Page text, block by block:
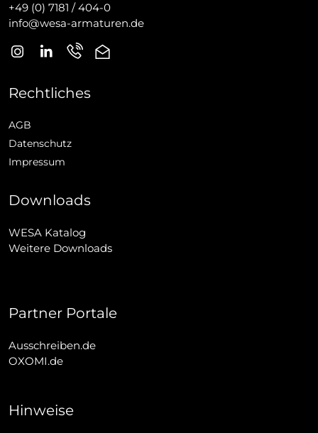
+49 (0) 7181 / 404-0
info@wesa-armaturen.de
Rechtliches
AGB
Datenschutz
Impressum
Downloads
WESA Katalog
Weitere Downloads
Partner Portale
Ausschreiben.de
OXOMI.de
Hinweise